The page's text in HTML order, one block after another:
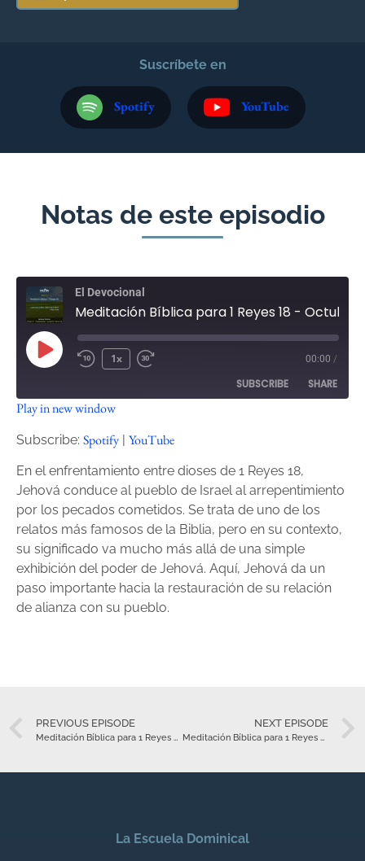
Suscríbete en
Spotify YouTube
Notas de este episodio
El Devocional
1x 00:00 /
SUBSCRIBE SHARE
Spotify
SHARE
LINK
EMBED
Play in new window
Subscribe: Spotify | YouTube
En el enfrentamiento entre dioses de 1 Reyes 18,
Jehová conduce al pueblo de Israel al arrepentimiento
por los pecados cometidos. Se trata de uno de los
relatos más famosos de la Biblia, pero en su contexto,
su significado va mucho más allá de una simple
exhibición del poder de Jehová. Aquí, Jehová da un
paso importante hacia la restauración de su relación
de alianza con su pueblo.
PREVIOUS EPISODE
Meditación Bíblica para 1 Reyes 17 – Octubre 14
NEXT EPISODE
Meditación Bíblica para 1 Reyes 19 – Octubre 16
La Escuela Dominical